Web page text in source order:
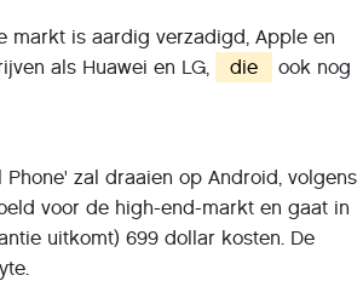
markt is aardig verzadigd, Apple en
als Huawei en LG,
die
ook nog
zal draaien op Android, volgens
voor de high-end-markt en gaat in
uitkomt) 699 dollar kosten. De